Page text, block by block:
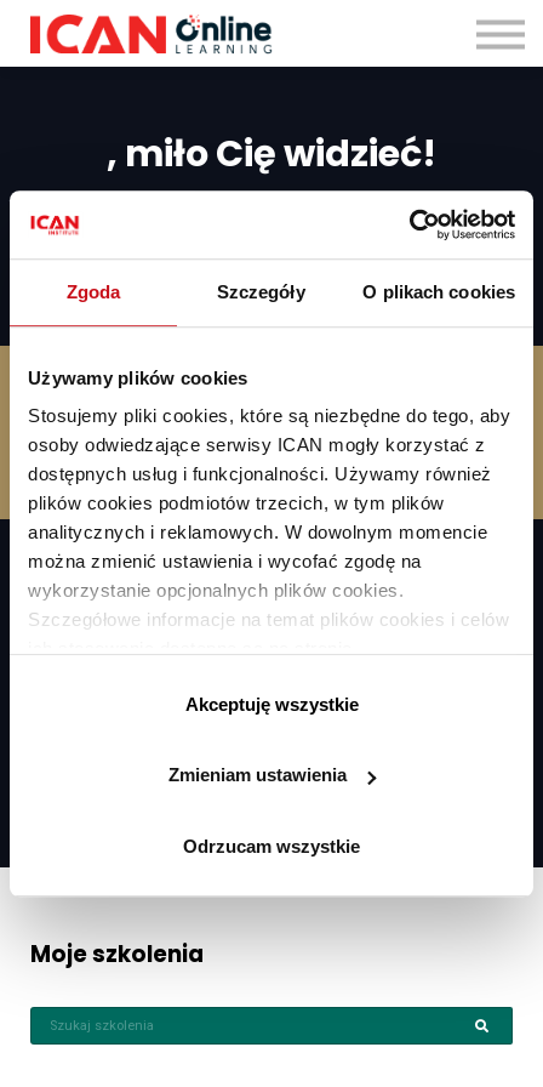
Zgoda Szczegóły O plikach cookies
Używamy plików cookies
Stosujemy pliki cookies, które są niezbędne do tego, aby
osoby odwiedzające serwisy ICAN mogły korzystać z
dostępnych usług i funkcjonalności. Używamy również
plików cookies podmiotów trzecich, w tym plików
analitycznych i reklamowych. W dowolnym momencie
można zmienić ustawienia i wycofać zgodę na
wykorzystanie opcjonalnych plików cookies.
Szczegółowe informacje na temat plików cookies i celów
Akceptuję wszystkie
Zmieniam ustawienia
Odrzucam wszystkie
Zaloguj się
, miło Cię widzieć!
Czego chcesz się dzisiaj nauczyć?
Zobacz swoje osiągnięcia
0
SZKOLENIA GODZINY
0
CERTYFIKATY
Review Polska"!
Moje szkolenia